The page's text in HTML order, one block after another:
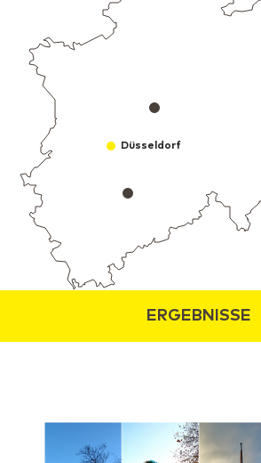
Düsseldorf
ERGEBNISSE